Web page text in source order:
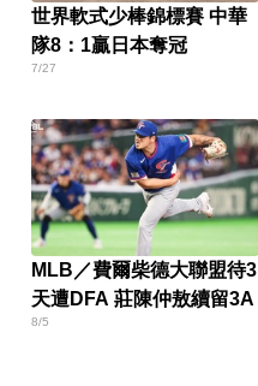
世界軟式少棒錦標賽 中華
隊8：1贏日本奪冠
7/27
MLB／費爾柴德大聯盟待3
天遭DFA 莊陳仲敖續留3A
8/5